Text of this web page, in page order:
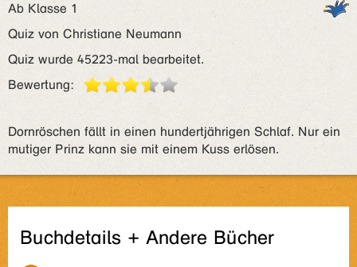
Ab Klasse 1
Quiz von Christiane Neumann
Quiz wurde 45223-mal bearbeitet.
Bewertung:
Dornröschen fällt in einen hundertjährigen Schlaf. Nur ein
mutiger Prinz kann sie mit einem Kuss erlösen.
Buchdetails + Andere Bücher